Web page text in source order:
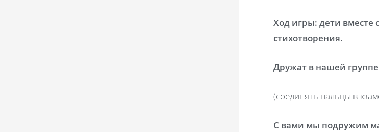
Ход игры: дети вместе
стихотворения.
Дружат в нашей
(соединять пальцы в
С вами мы подружим